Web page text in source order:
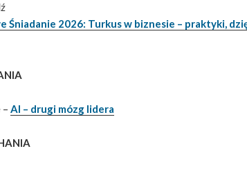
Śniadanie 2026: Turkus w biznesie – praktyki,
–AI – drugi mózg lidera